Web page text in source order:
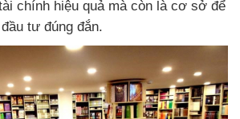
chính hiệu quả mà còn là cơ sở để
tư đúng đắn.